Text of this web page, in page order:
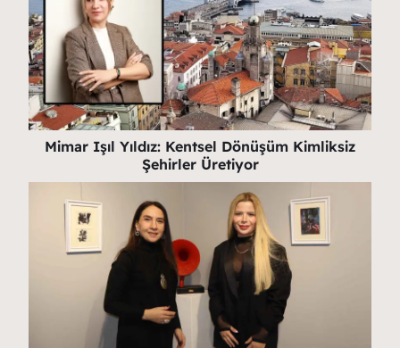
Mimar Işıl Yıldız: Kentsel Dönüşüm Kimliksiz
Şehirler Üretiyor